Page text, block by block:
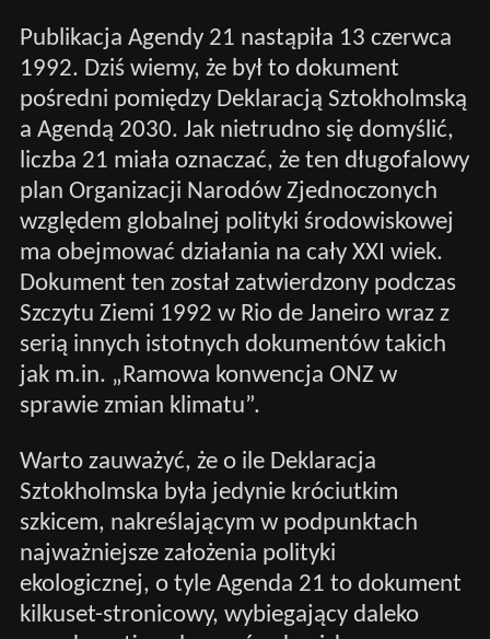
Publikacja Agendy 21 nastąpiła 13 czerwca
1992. Dziś wiemy, że był to dokument
pośredni pomiędzy Deklaracją Sztokholmską
a Agendą 2030. Jak nietrudno się domyślić,
liczba 21 miała oznaczać, że ten długofalowy
plan Organizacji Narodów Zjednoczonych
względem globalnej polityki środowiskowej
ma obejmować działania na cały XXI wiek.
Dokument ten został zatwierdzony podczas
Szczytu Ziemi 1992 w Rio de Janeiro wraz z
serią innych istotnych dokumentów takich
jak m.in. „Ramowa konwencja ONZ w
sprawie zmian klimatu”.
Warto zauważyć, że o ile Deklaracja
Sztokholmska była jedynie króciutkim
szkicem, nakreślającym w podpunktach
najważniejsze założenia polityki
ekologicznej, o tyle Agenda 21 to dokument
kilkuset-stronicowy, wybiegający daleko